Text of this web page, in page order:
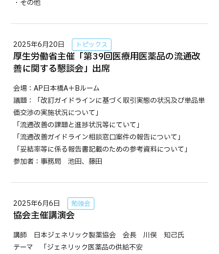
・その他
2025年6月20日 トピックス
厚生労働省主催「第39回医療用医薬品の流通改
善に関する懇談会」出席
会場：AP日本橋A＋Bルーム
議題：「改訂ガイドラインに基づく取引実態の状況及び単品単
価交渉の実施状況について」
「流通改善の課題と進捗状況等にていて」
「流通改善ガイドライン相談窓口案件の報告について」
「妥結率等に係る報告書記載のための参考資料について」
参加者：事務局 池田、藤田
2025年6月6日 勉強会
協会主催講演会
講師 日本ジェネリック製薬協会 会長 川俣 知己氏
テーマ 「ジェネリック医薬品の供給不安